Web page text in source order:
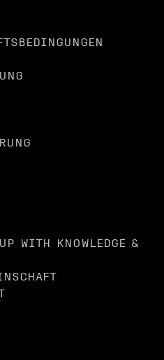
WITH KNOWLEDGE &